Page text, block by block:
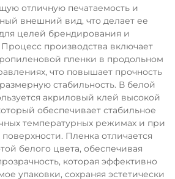
отличную печатаемость и
внешний вид, что делает ее
целей брендирования и
производства включает
пленки в продольном
что повышает прочность
стабильность. В белой
акриловый клей высокой
обеспечивает стабильное
температурных режимах и при
Пленка отличается
белого цвета, обеспечивая
которая эффективно
упаковки, сохраняя эстетически